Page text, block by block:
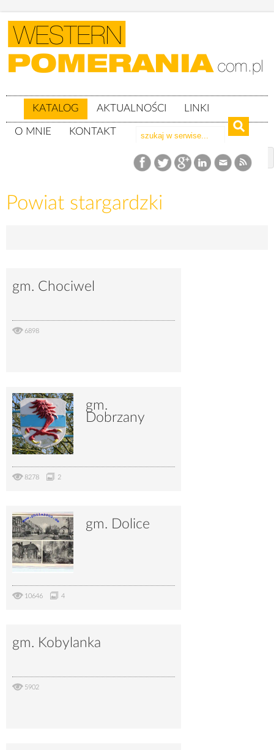
KATALOG AKTUALNOŚCI LINKI
O MNIE KONTAKT
Katalog woj. zachodniopomorskie
Powiat stargardzki
gm. Chociwel
6898
gm.
Dobrzany
8278 2
gm. Dolice
10646 4
gm. Kobylanka
5902